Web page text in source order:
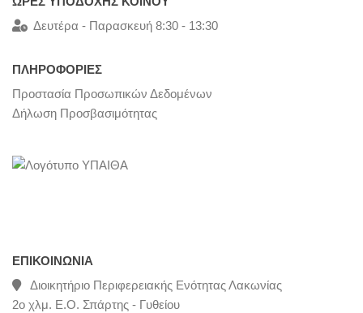
Δευτέρα - Παρασκευή 8:30 - 13:30
ΠΛΗΡΟΦΟΡΙΕΣ
Προστασία Προσωπικών Δεδομένων
Δήλωση Προσβασιμότητας
ΕΠΙΚΟΙΝΩΝΊΑ
Διοικητήριο Περιφερειακής Ενότητας Λακωνίας
2ο χλμ. Ε.Ο. Σπάρτης - Γυθείου